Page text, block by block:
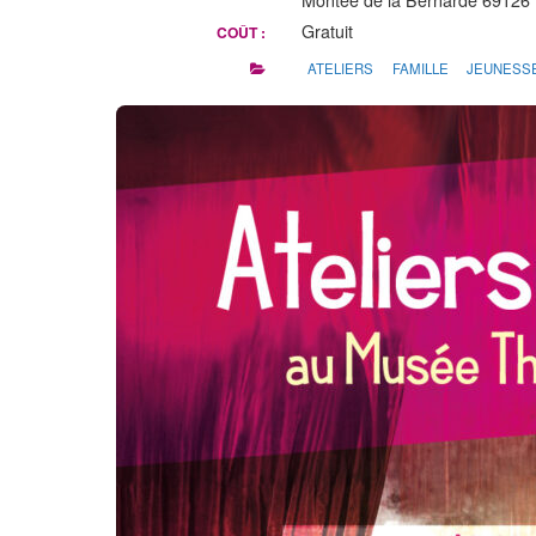
COÛT : Gratuit
ATELIERS FAMILLE